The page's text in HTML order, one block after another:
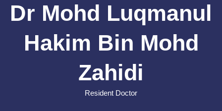
Dr Mohd Luqmanul
Hakim Bin Mohd
Zahidi
Resident Doctor